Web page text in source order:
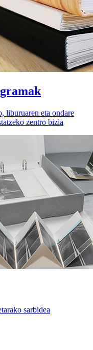
liburuaren eta ondare
zentro bizia
sarbidea